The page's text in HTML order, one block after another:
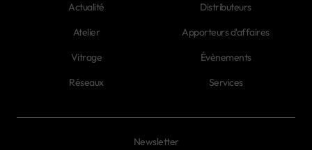
Actualité
Atelier
Vitrage
Réseaux
Distributeurs
Apporteurs d'affaires
Évènements
Services
Newsletter